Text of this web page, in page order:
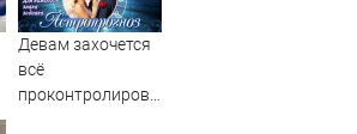
выплаты
Девам захочется
всё
проконтролировать,